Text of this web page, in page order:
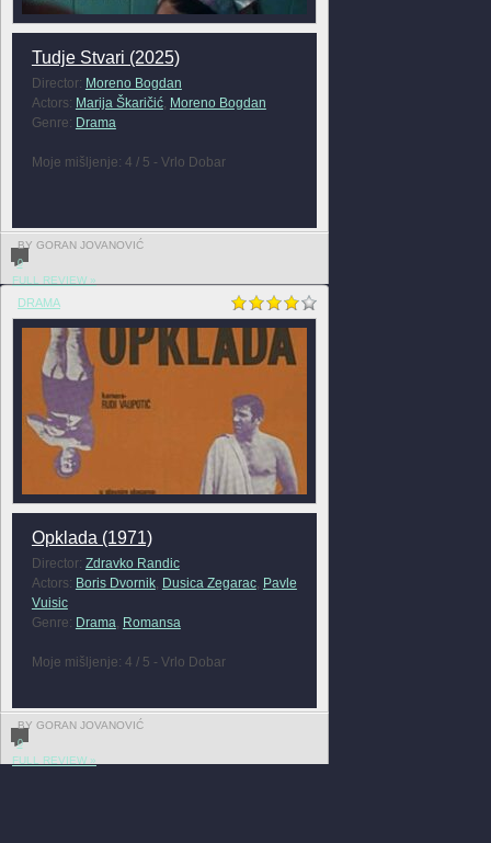
Tudje Stvari (2025)
Director: Moreno Bogdan
Actors: Marija Škaričić, Moreno Bogdan
Genre: Drama
Moje mišljenje: 4 / 5 - Vrlo Dobar
BY GORAN JOVANOVIĆ
0
FULL REVIEW »
DRAMA
Opklada (1971)
Director: Zdravko Randic
Actors: Boris Dvornik, Dusica Zegarac, Pavle
Vuisic
Genre: Drama, Romansa
Moje mišljenje: 4 / 5 - Vrlo Dobar
BY GORAN JOVANOVIĆ
0
FULL REVIEW »